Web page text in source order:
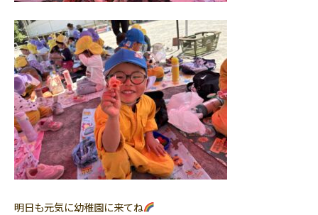
明日も元気に幼稚園に来てね